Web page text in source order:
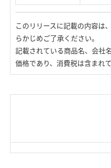
このリリースに記載の内容は
らかじめご了承ください。
記載されている商品名、会社
価格であり、消費税は含まれ